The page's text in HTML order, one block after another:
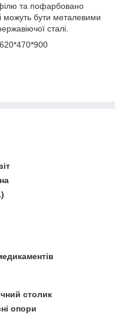
та пофарбовано
бути металевими
сталі.
столик
опори